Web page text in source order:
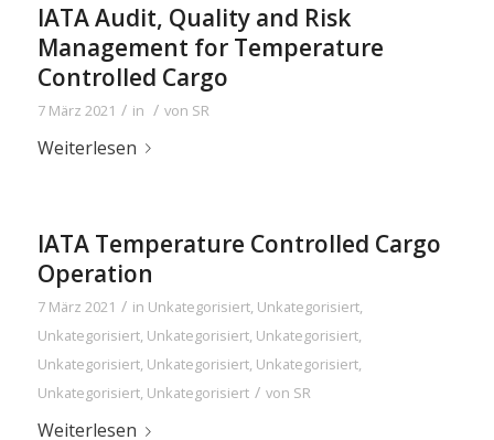
IATA Audit, Quality and Risk
Management for Temperature
Controlled Cargo
7 März 2021 / in / von SR
Weiterlesen
IATA Temperature Controlled Cargo
Operation
7 März 2021 / in Unkategorisiert, Unkategorisiert,
Unkategorisiert, Unkategorisiert, Unkategorisiert,
Unkategorisiert, Unkategorisiert, Unkategorisiert,
Unkategorisiert, Unkategorisiert / von SR
Weiterlesen